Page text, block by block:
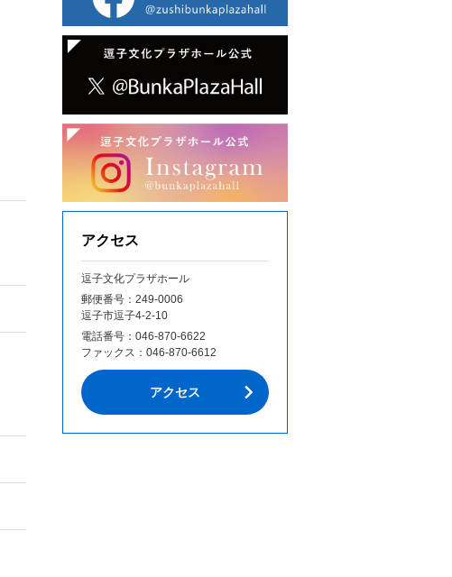
アクセス
逗子文化プラザホール
郵便番号：249‐0006
逗子市逗子4-2-10
電話番号： 046-870-6622
ファックス： 046-870-6612
アクセス